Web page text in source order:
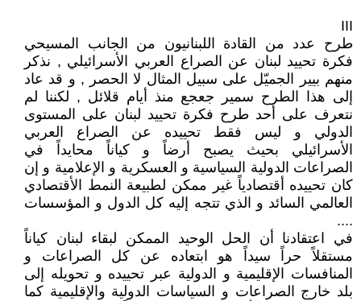
III
طرح عدد من القادة اللبنانيون من الجانب المسيحي
فكرة تحييد لبنان عن الصراع العربي الأسرائيلي , نذكر
منهم بيير الجميّل على سبيل المثال لا الحصر , و قد عاد
إلى هذا الطرح سمير جعجع منذ أيام قلائل , لكننا لم
نتعرف على أحد طرح فكرة تحييد لبنان على المستوى
الدولي و ليس فقط تحييده عن الصراع العربي
الأسرائيلي بحيث يصبح أرضاً و كياناً محايداً في
الصراعات الدولية السياسية و العسكرية و الإعلامية و إن
كان تحييده أقتصادياً غير ممكن لطبيعة النمط الأقتصادي
العالمي السائد و الذي تتجه إليه كل الدول و المؤسسات
....
في اعتقادنا أن الحل الوحيد الممكن لبقاء لبنان كياناً
مستقلاً حراً سيداً هو ابتعاده عن كل الصراعات و
المنافسات الإقليمية و الدولية عبر تحييده و تحويله إلى
بلد خارج الصراعات و السياسات الدولية والإقليمية كما